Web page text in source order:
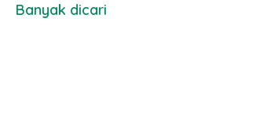
Banyak dicari